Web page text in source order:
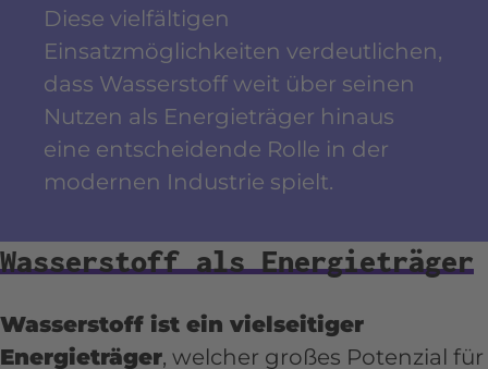
Diese vielfältigen
Einsatzmöglichkeiten verdeutlichen,
dass Wasserstoff weit über seinen
Nutzen als Energieträger hinaus
eine entscheidende Rolle in der
modernen Industrie spielt.
Wasserstoff als Energieträger
Wasserstoff ist ein vielseitiger
Energieträger, welcher großes Potenzial für